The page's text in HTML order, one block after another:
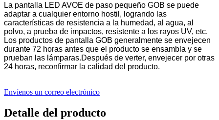
La pantalla LED AVOE de paso pequeño GOB se puede
adaptar a cualquier entorno hostil, logrando las
características de resistencia a la humedad, al agua, al
polvo, a prueba de impactos, resistente a los rayos UV, etc.
Los productos de pantalla GOB generalmente se envejecen
durante 72 horas antes que el producto se ensambla y se
prueban las lámparas.Después de verter, envejecer por otras
24 horas, reconfirmar la calidad del producto.
Envíenos un correo electrónico
Detalle del producto